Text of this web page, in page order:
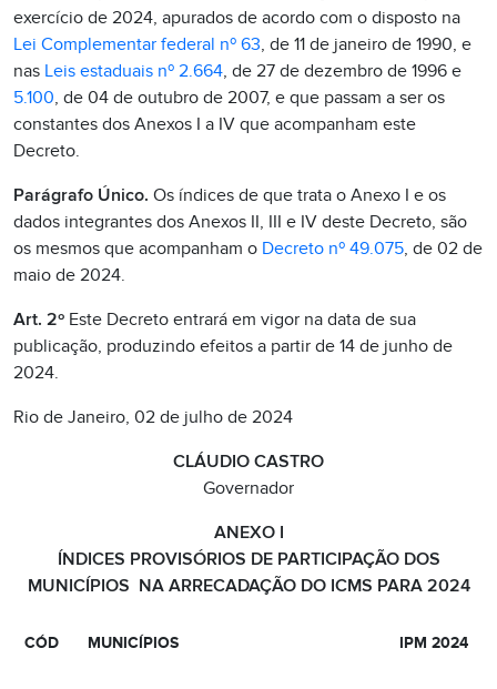
exercício de 2024, apurados de acordo com o disposto na
Lei Complementar federal nº 63 , de 11 de janeiro de 1990, e
nas Leis estaduais nº 2.664 , de 27 de dezembro de 1996 e
5.100 , de 04 de outubro de 2007, e que passam a ser os
constantes dos Anexos I a IV que acompanham este
Decreto.
Parágrafo Único. Os índices de que trata o Anexo I e os
dados integrantes dos Anexos II, III e IV deste Decreto, são
os mesmos que acompanham o Decreto nº 49.075 , de 02 de
maio de 2024.
Art. 2º Este Decreto entrará em vigor na data de sua
publicação, produzindo efeitos a partir de 14 de junho de
2024.
Rio de Janeiro, 02 de julho de 2024
CLÁUDIO CASTRO
Governador
ANEXO I
ÍNDICES PROVISÓRIOS DE PARTICIPAÇÃO DOS
MUNICÍPIOS NA ARRECADAÇÃO DO ICMS PARA 2024
CÓD MUNICÍPIOS IPM 2024